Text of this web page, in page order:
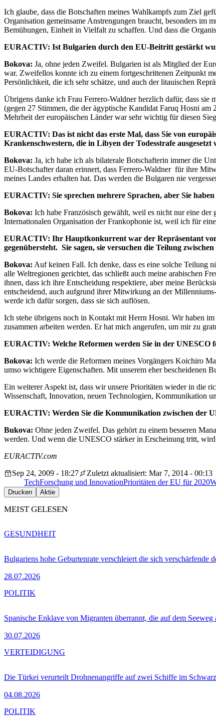
Ich glaube, dass die Botschaften meines Wahlkampfs zum Ziel
Organisation gemeinsame Anstrengungen braucht, besonders
Bemühungen, Einheit in Vielfalt zu schaffen. Und dass die
EURACTIV: Ist Bulgarien durch den EU-Beitritt gestärkt
Bokova: Ja, ohne jeden Zweifel. Bulgarien ist als Mitglied der
war. Zweifellos konnte ich zu einem fortgeschrittenen Zeitpunkt
Persönlichkeit, die ich sehr schätze, und auch der litauischen
Übrigens danke ich Frau Ferrero-Waldner herzlich dafür, dass
(gegen 27 Stimmen, die der ägyptische Kandidat Faruq Hosni
Mehrheit der europäischen Länder war sehr wichtig für diesen
EURACTIV: Das ist nicht das erste Mal, dass Sie von
Krankenschwestern, die in Libyen der Todesstrafe
Bokova: Ja, ich habe ich als bilaterale Botschafterin immer die
EU-Botschafter daran erinnert, dass Ferrero-Waldner für ihre
meines Landes erhalten hat. Das werden die Bulgaren nie
EURACTIV: Sie sprechen mehrere Sprachen, aber Sie
Bokova: Ich habe Französisch gewählt, weil es nicht nur eine
Internationalen Organisation der Frankophonie ist, weil ich für
EURACTIV: Ihr Hauptkonkurrent war der Repräsentant von
gegenübersteht. Sie sagen, sie versuchen die Teilung
Bokova: Auf keinen Fall. Ich denke, dass es eine solche Teilung
alle Weltregionen gerichtet, das schließt auch meine arabischen
ihnen, dass ich ihre Entscheidung respektiere, aber meine
entscheidend, auch aufgrund ihrer Mitwirkung an der
werde ich dafür sorgen, dass sie sich auflösen.
Ich stehe übrigens noch in Kontakt mit Herrn Hosni. Wir haben
zusammen arbeiten werden. Er hat mich angerufen, um mir zu
EURACTIV: Welche Reformen werden Sie in der UNESCO
Bokova: Ich werde die Reformen meines Vorgängers Koichiro
umso wichtigere Eigenschaften. Mit unserem eher bescheidenen
Ein weiterer Aspekt ist, dass wir unsere Prioritäten wieder in die
Wissenschaft, Innovation, neuen Technologien, Kommunikation
EURACTIV: Werden Sie die Kommunikation zwischen der
Bukova: Ohne jeden Zweifel. Das gehört zu einem besseren
werden. Und wenn die UNESCO stärker in Erscheinung tritt,
EURACTIV.com
Sep 24, 2009 - 18:27
Zuletzt aktualisiert: Mar 7, 2014 - 00:13
TechForschung und InnovationPrioritäten der EU für 2020
Drucken Aktie
MEIST GELESEN
Bulgariens hohe Geburtenrate verschleiert die sich verschärfende
28.07.2026
GESUNDHEIT
Spanische Enklave von Migranten überrannt, die auf dem Seeweg
30.07.2026
POLITIK
Die Türkei verurteilt Drohnenangriffe auf zwei Schiffe im
04.08.2026
VERTEIDIGUNG
POLITIK